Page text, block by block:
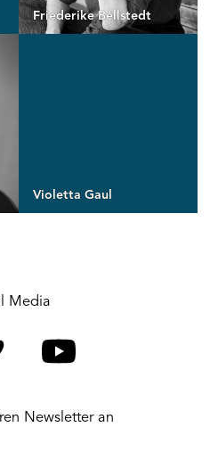
Friederike Bellstedt
Violetta Gaul
Media
Newsletter an